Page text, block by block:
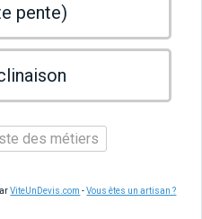
pente)
des métiers
ViteUnDevis.com -Vous êtes un artisan ?